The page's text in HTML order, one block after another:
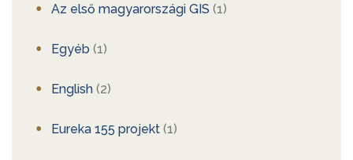
Az első magyarországi GIS (1)
Egyéb (1)
English (2)
Eureka 155 projekt (1)